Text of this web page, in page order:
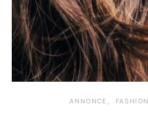
ANNONCE FASHION